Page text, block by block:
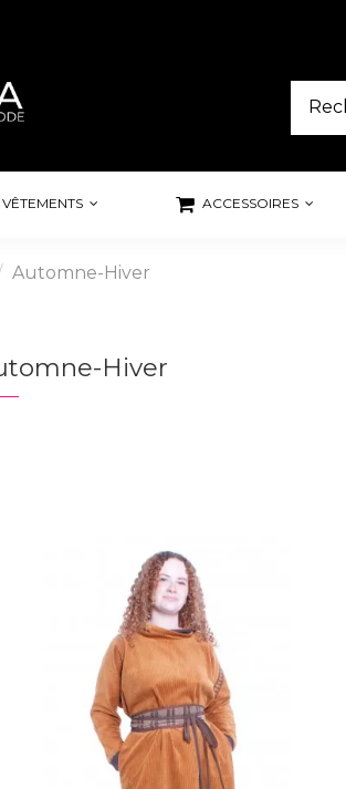
VÊTEMENTS ACCESSOIRES
Automne-Hiver
Hiver